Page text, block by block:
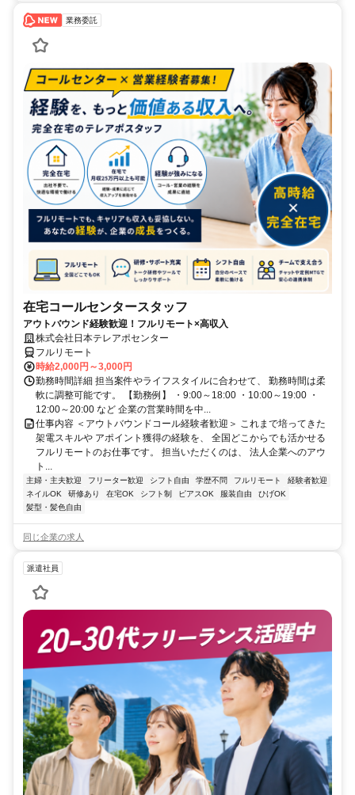
業務委託
在宅コールセンタースタッフ
アウトバウンド経験歓迎！フルリモート×高収入
株式会社日本テレアポセンター
フルリモート
時給2,000円～3,000円
勤務時間詳細 担当案件やライフスタイルに合わせて、 勤務時間は柔
軟に調整可能です。 【勤務例】 ・9:00～18:00 ・10:00～19:00 ・
12:00～20:00 など 企業の営業時間を中...
仕事内容 ＜アウトバウンドコール経験者歓迎＞ これまで培ってきた
架電スキルや アポイント獲得の経験を、 全国どこからでも活かせる
フルリモートのお仕事です。 担当いただくのは、 法人企業へのアウ
ト...
主婦・主夫歓迎 フリーター歓迎 シフト自由 学歴不問 フルリモート
経験者歓迎
ネイルOK
研修あり 在宅OK シフト制 ピアスOK 服装自由
ひげOK
髪型・髪色自由
同じ企業の求人
派遣社員